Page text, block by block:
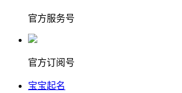
官方服务号
官方订阅号
宝宝起名